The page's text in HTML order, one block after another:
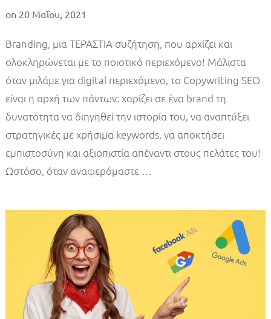
on 20 Μαΐου, 2021
Branding, μια ΤΕΡΑΣΤΙΑ συζήτηση, που αρχίζει και
ολοκληρώνεται με το ποιοτικό περιεχόμενο! Μάλιστα
όταν μιλάμε για digital περιεχόμενο, το Copywriting SEO
είναι η αρχή των πάντων: χαρίζει σε ένα brand τη
δυνατότητα να διηγηθεί την ιστορία του, να αναπτύξει
στρατηγικές με χρήσιμα keywords, να αποκτήσει
εμπιστοσύνη και αξιοπιστία απέναντι στους πελάτες του!
Ωστόσο, όταν αναφερόμαστε …